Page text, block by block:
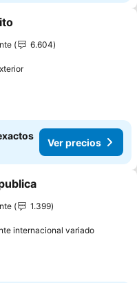
a favoritos
6.604
Ver precios
a favoritos
1.399
internacional variado